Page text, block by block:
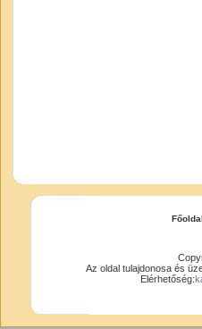
Főoldal
Az oldal tulajdonosa és
Elérhetőség: